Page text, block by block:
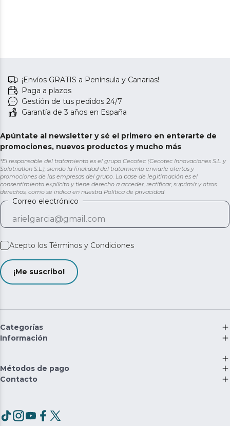
¡Envíos GRATIS a Península y Canarias!
Paga a plazos
Gestión de tus pedidos 24/7
Garantía de 3 años en España
Apúntate al newsletter y sé el primero en enterarte de
promociones, nuevos productos y mucho más
*El responsable del tratamiento es el grupo Cecotec (Cecotec Innovaciones S.L. y
Solotriatlon S.L.), siendo la finalidad del tratamiento enviarle ofertas y
promociones de las empresas del grupo. La base de legitimación es el
consentimiento explícito y tiene derecho a acceder, rectificar, suprimir y otros
derechos, como se indica en nuestra Política de privacidad
Correo electrónico
Acepto los Términos y Condiciones
¡Me suscribo!
Categorías
Información
Métodos de pago
Contacto